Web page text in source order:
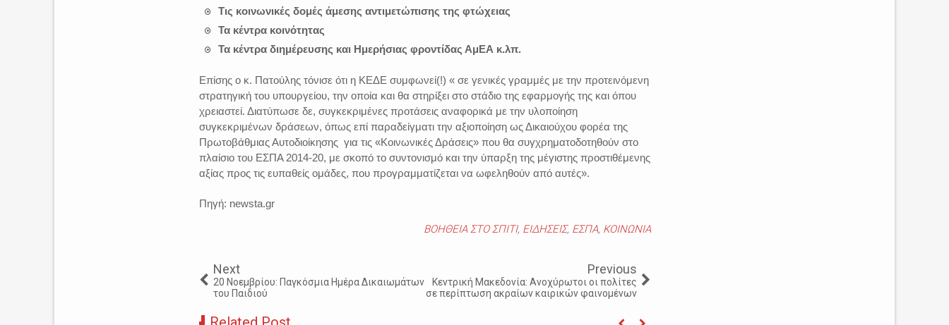
Τις κοινωνικές δομές άμεσης αντιμετώπισης της φτώχειας
Τα κέντρα κοινότητας
Τα κέντρα διημέρευσης και Ημερήσιας φροντίδας ΑμΕΑ κ.λπ.
Επίσης ο κ. Πατούλης τόνισε ότι η ΚΕΔΕ συμφωνεί(!) « σε γενικές γραμμές με την προτεινόμενη
στρατηγική του υπουργείου, την οποία και θα στηρίξει στο στάδιο της εφαρμογής της και όπου
χρειαστεί. Διατύπωσε δε, συγκεκριμένες προτάσεις αναφορικά με την υλοποίηση
συγκεκριμένων δράσεων, όπως επί παραδείγματι την αξιοποίηση ως Δικαιούχου φορέα της
Πρωτοβάθμιας Αυτοδιοίκησης για τις «Κοινωνικές Δράσεις» που θα συγχρηματοδοτηθούν στο
πλαίσιο του ΕΣΠΑ 2014-20, με σκοπό το συντονισμό και την ύπαρξη της μέγιστης προστιθέμενης
αξίας προς τις ευπαθείς ομάδες, που προγραμματίζεται να ωφεληθούν από αυτές».
Πηγή: newsta.gr
ΒΟΗΘΕΙΑ ΣΤΟ ΣΠΙΤΙ, ΕΙΔΗΣΕΙΣ, ΕΣΠΑ, ΚΟΙΝΩΝΙΑ
Next
20 Νοεμβρίου: Παγκόσμια Ημέρα Δικαιωμάτων
του Παιδιού
Previous
Κεντρική Μακεδονία: Ανοχύρωτοι οι πολίτες
σε περίπτωση ακραίων καιρικών φαινομένων